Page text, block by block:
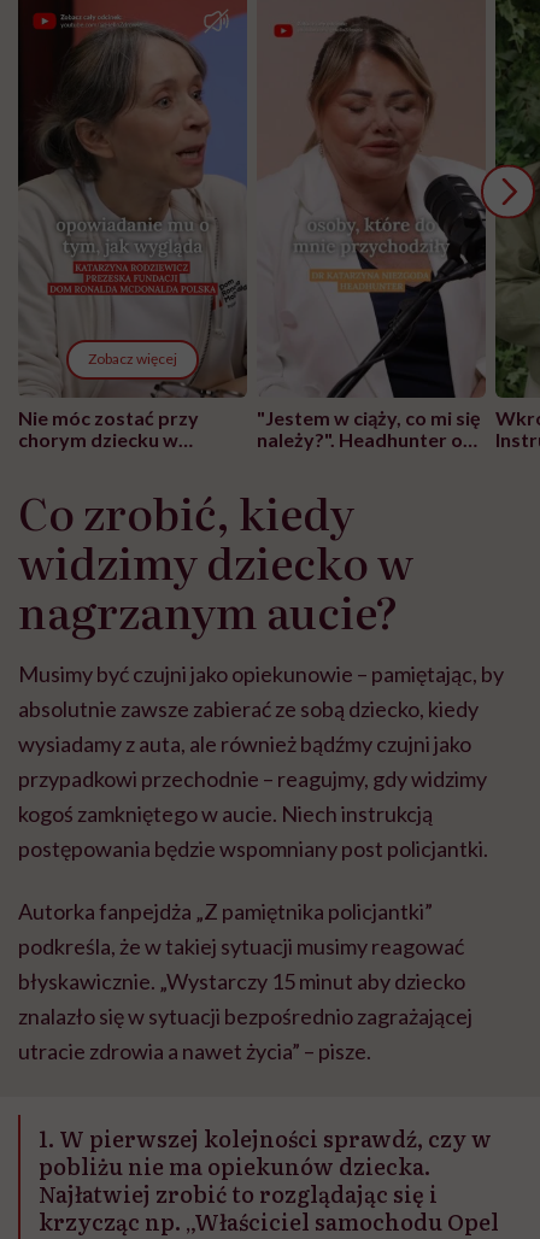
Zobacz więcej
Nie móc zostać przy
chorym dziecku w
może chyba tylko
głupota i brak
wyobraźni"
"Jestem w ciąży, co mi się
należy?". Headhunter o
pracy
Co zrobić, kiedy
widzimy dziecko w
nagrzanym aucie?
Musimy być czujni jako opiekunowie – pamiętając, by
absolutnie zawsze zabierać ze sobą dziecko, kiedy
wysiadamy z auta, ale również bądźmy czujni jako
przypadkowi przechodnie – reagujmy, gdy widzimy
kogoś zamkniętego w aucie. Niech instrukcją
postępowania będzie wspomniany post policjantki.
Autorka fanpejdża „Z pamiętnika policjantki”
podkreśla, że w takiej sytuacji musimy reagować
błyskawicznie. „Wystarczy 15 minut aby dziecko
znalazło się w sytuacji bezpośrednio zagrażającej
utracie zdrowia a nawet życia” – pisze.
1. W pierwszej kolejności sprawdź, czy w
pobliżu nie ma opiekunów dziecka.
Najłatwiej zrobić to rozglądając się i
krzycząc np. „Właściciel samochodu Opel